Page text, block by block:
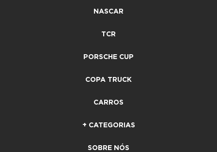
NASCAR
TCR
PORSCHE CUP
COPA TRUCK
CARROS
+ CATEGORIAS
SOBRE NÓS